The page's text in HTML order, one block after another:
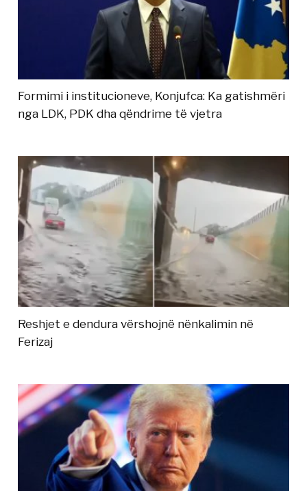
Formimi i institucioneve, Konjufca: Ka gatishmëri
nga LDK, PDK dha qëndrime të vjetra
Reshjet e dendura vërshojnë nënkalimin në
Ferizaj